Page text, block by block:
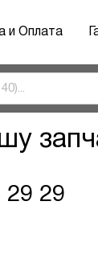
и Оплата
29 29